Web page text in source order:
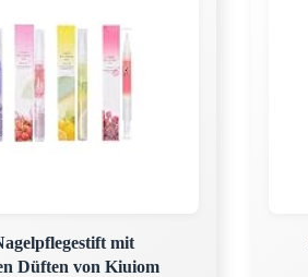
mit
Düften von Kiuiom